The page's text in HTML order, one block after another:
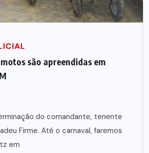
são apreendidas em
do comandante, tenente
Firme. Até o carnaval, faremos
em